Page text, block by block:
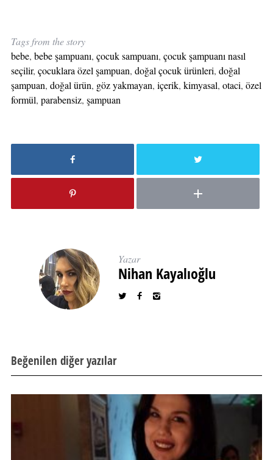
Tags from the story
bebe, bebe şampuanı, çocuk sampuanı, çocuk şampuanı nasıl
seçilir, çocuklara özel şampuan, doğal çocuk ürünleri, doğal
şampuan, doğal ürün, göz yakmayan, içerik, kimyasal, otaci, özel
formül, parabensiz, şampuan
Yazar
Nihan Kayalıoğlu
Beğenilen diğer yazılar